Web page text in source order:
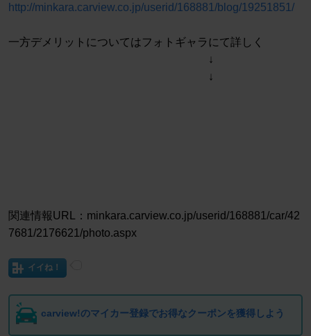
http://minkara.carview.co.jp/userid/168881/blog/19251851/
一方デメリットについてはフォトギャラにて詳しく
↓
↓
関連情報URL：minkara.carview.co.jp/userid/168881/car/42
7681/2176621/photo.aspx
イイね！
carview!のマイカー登録でお得なクーポンを獲得しよう